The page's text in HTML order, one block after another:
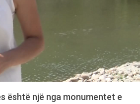
është një nga monumentet e